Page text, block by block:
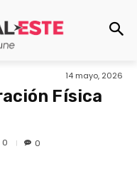
14 mayo, 2026
Física
0 0